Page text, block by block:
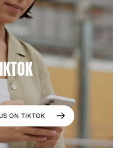
ON TIKTOK